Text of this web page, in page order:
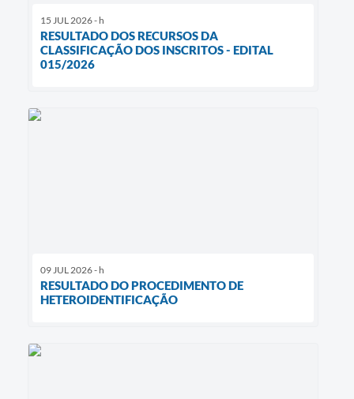
15 JUL 2026 - h
RESULTADO DOS RECURSOS DA
CLASSIFICAÇÃO DOS INSCRITOS - EDITAL
015/2026
09 JUL 2026 - h
RESULTADO DO PROCEDIMENTO DE
HETEROIDENTIFICAÇÃO